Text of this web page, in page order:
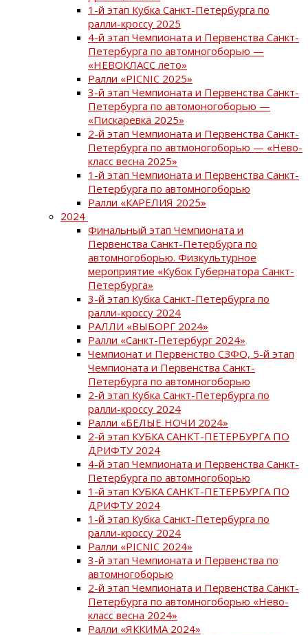
1-й этап Кубка Санкт-Петербурга по
ралли-кроссу 2025
4-й этап Чемпионата и Первенства Санкт-
Петербурга по автомногоборью —
«НЕВОКЛАСС лето»
Ралли «PICNIC 2025»
3-й этап Чемпионата и Первенства Санкт-
Петербурга по автомоногоборью —
«Пискаревка 2025»
2-й этап Чемпионата и Первенства Санкт-
Петербурга по автмоногоборью — «Нево-
класс весна 2025»
1-й этап Чемпионата и Первенства Санкт-
Петербурга по автомногоборью
Ралли «КАРЕЛИЯ 2025»
2024
Финальный этап Чемпионата и
Первенства Санкт-Петербурга по
автомногоборью. Физкультурное
мероприятие «Кубок Губернатора Санкт-
Петербурга»
3-й этап Кубка Санкт-Петербурга по
ралли-кроссу 2024
РАЛЛИ «ВЫБОРГ 2024»
Ралли «Санкт-Петербург 2024»
Чемпионат и Первенство СЗФО, 5-й этап
Чемпионата и Первенства Санкт-
Петербурга по автомногоборью
2-й этап Кубка Санкт-Петербурга по
ралли-кроссу 2024
Ралли «БЕЛЫЕ НОЧИ 2024»
2-й этап КУБКА САНКТ-ПЕТЕРБУРГА ПО
ДРИФТУ 2024
4-й этап Чемпионата и Первенства Санкт-
Петербурга по автомногоборью
1-й этап КУБКА САНКТ-ПЕТЕРБУРГА ПО
ДРИФТУ 2024
1-й этап Кубка Санкт-Петербурга по
ралли-кроссу 2024
Ралли «PICNIC 2024»
3-й этап Чемпионата и Первенства по
автомногоборью
2-й этап Чемпионата и Первенства Санкт-
Петербурга по автомногоборью «Нево-
класс весна 2024»
Ралли «ЯККИМА 2024»